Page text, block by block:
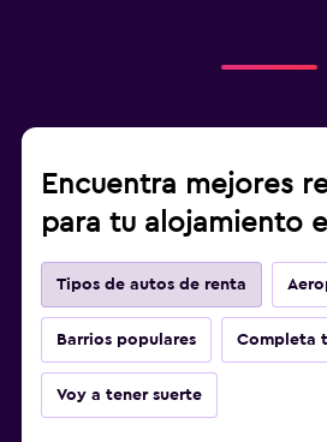
Encuentra mejores
para tu alojamiento
Tipos de autos de renta
Barrios populares Completa
Voy a tener suerte